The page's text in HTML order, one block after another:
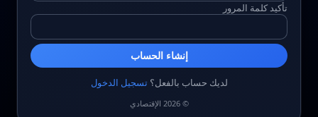
تأكيد كلمة المرور
إنشاء الحساب
لديك حساب بالفعل؟تسجيل الدخول
© 2026 الإقتصادي